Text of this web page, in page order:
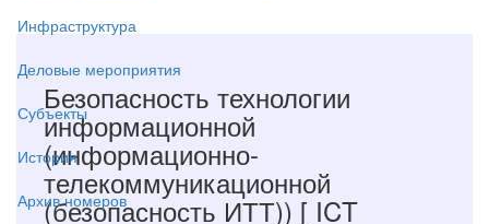
Инфраструктура
Деловые мероприятия
Субъекты
История
Архив номеров
Безопасность технологии
информационной
(информационно-
телекоммуникационной
(безопасность ИТТ)) [ ICT